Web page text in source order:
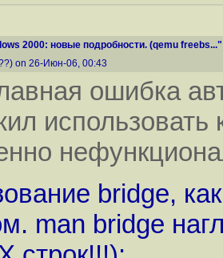
2000: новые подробности. (qemu freebs..."
on 26-Июн-06, 00:43
ошибка
использовать
bridge,
man bridge